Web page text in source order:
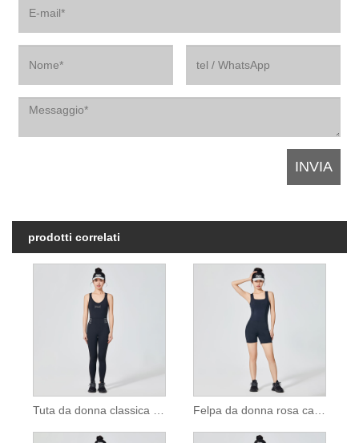
prodotti correlati
Tuta da donna classica nera pura Felpa da donna rosa casual girocollo